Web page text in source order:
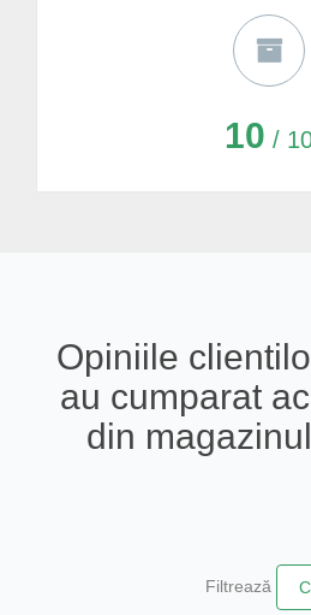
10 /
Opiniile
au cumparat
din magazinul
Filtrează